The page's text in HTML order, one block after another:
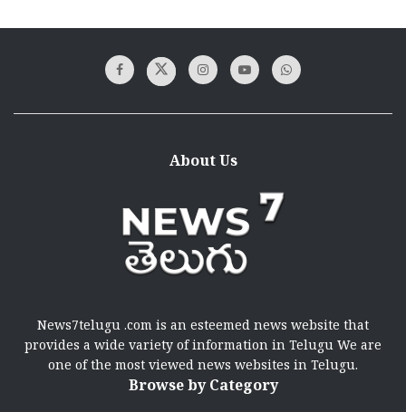
About Us
News7telugu .com is an esteemed news website that
provides a wide variety of information in Telugu We are
one of the most viewed news websites in Telugu.
Browse by Category